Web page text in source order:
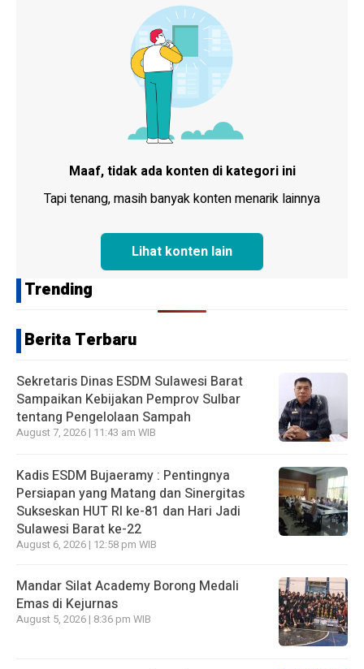
Maaf, tidak ada konten di kategori ini
Tapi tenang, masih banyak konten menarik lainnya
Lihat konten lain
Trending
Berita Terbaru
Sekretaris Dinas ESDM Sulawesi Barat
Sampaikan Kebijakan Pemprov Sulbar
tentang Pengelolaan Sampah
August 7, 2026 | 11:43 am WIB
Kadis ESDM Bujaeramy : Pentingnya
Persiapan yang Matang dan Sinergitas
Sukseskan HUT RI ke-81 dan Hari Jadi
Sulawesi Barat ke-22
August 6, 2026 | 12:58 pm WIB
Mandar Silat Academy Borong Medali
Emas di Kejurnas
August 5, 2026 | 8:36 pm WIB